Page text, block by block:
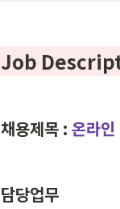
Job
채용제목 : 온라
담당업무